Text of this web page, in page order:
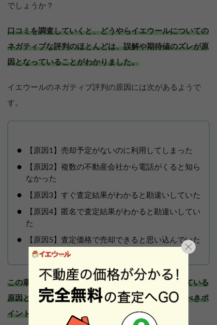
でしょうか？
口コミを調査していくと、どうやらイエウールについての
ネガティブな評判のほとんどは、誤解や期待値のズレが原
因となっていることがわかりました。
イエウールのネガティブ評判の原因には次があるようで
す。
【原因1】売却予定がないのに利用してしまった
【原因2】複数の不動産会社から電話がくると知ら
なかった
【原因3】すぐ査定結果がわかると勘違いしていた
【原因4】匿名で査定結果がわかると勘違いしてい
た
【原因5】査定価格で売却できると思い込んでいた
この章では、イエウールに関する悪い評判が生まれている
原因と、イエウールを快適に利用するために注意すべきポ
イントをそれぞれ解説していきます。